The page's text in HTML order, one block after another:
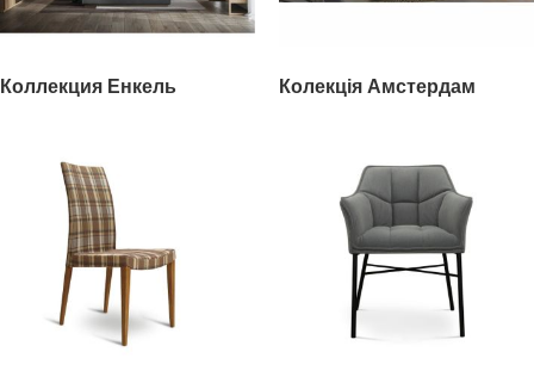
Коллекция Енкель Колекція Амстердам